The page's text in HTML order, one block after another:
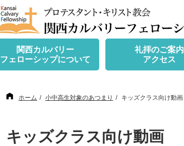
関西カルバリー
フェローシップについて
礼拝のご案内
アクセス
ホーム 小中高生対象のあつまり キッズクラス向け動画
キッズクラス向け動画